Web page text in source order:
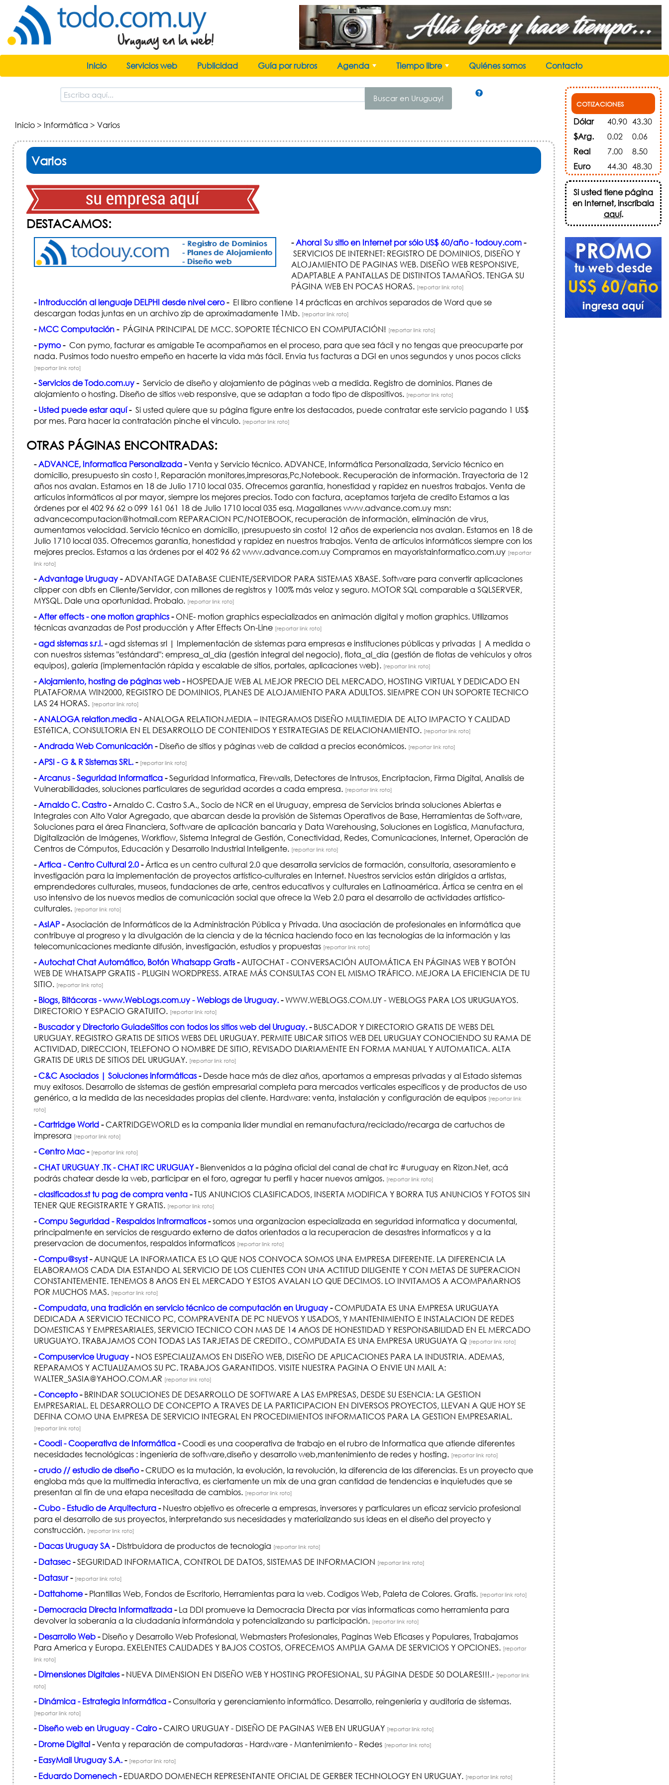
Inicio Servicios web Publicidad Guía por rubros
+
Agenda
+
Tiempo libre Quiénes somos Contacto
Buscar en Uruguay!
Inicio> Informática > Varios
Varios
DESTACAMOS:
-Ahora! Su sitio en Internet por sólo US$ 60/año - todouy.com-
SERVICIOS DE INTERNET: REGISTRO DE DOMINIOS, DISEÑO Y
ALOJAMIENTO DE PAGINAS WEB. DISEÑO WEB RESPONSIVE,
ADAPTABLE A PANTALLAS DE DISTINTOS TAMAÑOS. TENGA SU
PÁGINA WEB EN POCAS HORAS. [reportar link roto]
- Introducción al lenguaje DELPHI desde nivel cero-El libro contiene 14 prácticas en archivos separados de Word que se
descargan todas juntas en un archivo zip de aproximadamente 1Mb. [reportar link roto]
- MCC Computación-PÁGINA PRINCIPAL DE MCC. SOPORTE TÉCNICO EN COMPUTACIÓN! [reportar link roto]
- pymo-Con pymo, facturar es amigable Te acompañamos en el proceso, para que sea fácil y no tengas que preocuparte por
nada. Pusimos todo nuestro empeño en hacerte la vida más fácil. Envia tus facturas a DGI en unos segundos y unos pocos clicks
[reportar link roto]
-Servicios de Todo.com.uy-Servicio de diseño y alojamiento de páginas web a medida. Registro de dominios. Planes de
alojamiento o hosting. Diseño de sitios web responsive, que se adaptan a todo tipo de dispositivos. [reportar link roto]
- Usted puede estar aquí-Si usted quiere que su página figure entre los destacados, puede contratar este servicio pagando 1 US$
por mes. Para hacer la contratación pinche el vínculo. [reportar link roto]
OTRAS PÁGINAS ENCONTRADAS:
-ADVANCE, Informatica Personalizada-Venta y Servicio técnico. ADVANCE, Informática Personalizada, Servicio técnico en
domicilio, presupuesto sin costo !, Reparación monitores,impresoras,Pc,Notebook. Recuperación de información. Trayectoria de 12
años nos avalan. Estamos en 18 de Julio 1710 local 035. Ofrecemos garantía, honestidad y rapidez en nuestros trabajos. Venta de
artículos informáticos al por mayor, siempre los mejores precios. Todo con factura, aceptamos tarjeta de credito Estamos a las
órdenes por el 402 96 62 o 099 161 061 18 de Julio 1710 local 035 esq. Magallanes www.advance.com.uy msn:
advancecomputacion@hotmail.com REPARACION PC/NOTEBOOK, recuperación de información, eliminación de virus,
aumentamos velocidad. Servicio técnico en domicilio, ¡presupuesto sin costo! 12 años de experiencia nos avalan. Estamos en 18 de
Julio 1710 local 035. Ofrecemos garantía, honestidad y rapidez en nuestros trabajos. Venta de artículos informáticos siempre con los
mejores precios. Estamos a las órdenes por el 402 96 62 www.advance.com.uy Compramos en mayoristainformatico.com.uy [reportar
link roto]
-Advantage Uruguay-ADVANTAGE DATABASE CLIENTE/SERVIDOR PARA SISTEMAS XBASE. Software para convertir aplicaciones
clipper con dbfs en Cliente/Servidor, con millones de registros y 100% más veloz y seguro. MOTOR SQL comparable a SQLSERVER,
MYSQL. Dale una oportunidad. Probalo. [reportar link roto]
-After effects - one motion graphics-ONE- motion graphics especializados en animación digital y motion graphics. Utilizamos
técnicas avanzadas de Post producción y After Effects On-Line [reportar link roto]
-agd sistemas s.r.l.-agd sistemas srl | Implementación de sistemas para empresas e instituciones públicas y privadas | A medida o
con nuestros sistemas "estándard": empresa_al_día (gestión integral del negocio), flota_al_día (gestión de flotas de vehículos y otros
equipos), galería (implementación rápida y escalable de sitios, portales, aplicaciones web). [reportar link roto]
-Alojamiento, hosting de páginas web-HOSPEDAJE WEB AL MEJOR PRECIO DEL MERCADO, HOSTING VIRTUAL Y DEDICADO EN
PLATAFORMA WIN2000, REGISTRO DE DOMINIOS, PLANES DE ALOJAMIENTO PARA ADULTOS. SIEMPRE CON UN SOPORTE TECNICO
LAS 24 HORAS. [reportar link roto]
-ANALOGA relation.media-ANALOGA RELATION.MEDIA – INTEGRAMOS DISEÑO MULTIMEDIA DE ALTO IMPACTO Y CALIDAD
ESTéTICA, CONSULTORIA EN EL DESARROLLO DE CONTENIDOS Y ESTRATEGIAS DE RELACIONAMIENTO. [reportar link roto]
-Andrada Web Comunicación-Diseño de sitios y páginas web de calidad a precios económicos. [reportar link roto]
-APSI - G & R Sistemas SRL.- [reportar link roto]
-Arcanus - Seguridad Informatica-Seguridad Informatica, Firewalls, Detectores de Intrusos, Encriptacion, Firma Digital, Analisis de
Vulnerabilidades, soluciones particulares de seguridad acordes a cada empresa. [reportar link roto]
-Arnaldo C. Castro-Arnaldo C. Castro S.A., Socio de NCR en el Uruguay, empresa de Servicios brinda soluciones Abiertas e
Integrales con Alto Valor Agregado, que abarcan desde la provisión de Sistemas Operativos de Base, Herramientas de Software,
Soluciones para el área Financiera, Software de aplicación bancaria y Data Warehousing, Soluciones en Logística, Manufactura,
Digitalización de Imágenes, Workflow, Sistema Integral de Gestión, Conectividad, Redes, Comunicaciones, Internet, Operación de
Centros de Cómputos, Educación y Desarrollo Industrial Inteligente. [reportar link roto]
-Artica - Centro Cultural 2.0-Ártica es un centro cultural 2.0 que desarrolla servicios de formación, consultoría, asesoramiento e
investigación para la implementación de proyectos artístico-culturales en Internet. Nuestros servicios están dirigidos a artistas,
emprendedores culturales, museos, fundaciones de arte, centros educativos y culturales en Latinoamérica. Ártica se centra en el
uso intensivo de los nuevos medios de comunicación social que ofrece la Web 2.0 para el desarrollo de actividades artístico-
culturales. [reportar link roto]
-AsIAP-Asociación de Informáticos de la Administración Pública y Privada. Una asociación de profesionales en informática que
contribuye al progreso y la divulgación de la ciencia y de la técnica haciendo foco en las tecnologías de la información y las
telecomunicaciones mediante difusión, investigación, estudios y propuestas [reportar link roto]
-Autochat Chat Automático, Botón Whatsapp Gratis-AUTOCHAT - CONVERSACIÓN AUTOMÁTICA EN PÁGINAS WEB Y BOTÓN
WEB DE WHATSAPP GRATIS - PLUGIN WORDPRESS. ATRAE MÁS CONSULTAS CON EL MISMO TRÁFICO. MEJORA LA EFICIENCIA DE TU
SITIO. [reportar link roto]
- Blogs, Bitácoras - www.WebLogs.com.uy - Weblogs de Uruguay.-WWW.WEBLOGS.COM.UY - WEBLOGS PARA LOS URUGUAYOS.
DIRECTORIO Y ESPACIO GRATUITO. [reportar link roto]
- Buscador y Directorio GuiadeSitios con todos los sitios web del Uruguay.-BUSCADOR Y DIRECTORIO GRATIS DE WEBS DEL
URUGUAY. REGISTRO GRATIS DE SITIOS WEBS DEL URUGUAY. PERMITE UBICAR SITIOS WEB DEL URUGUAY CONOCIENDO SU RAMA DE
ACTIVIDAD, DIRECCION, TELEFONO O NOMBRE DE SITIO, REVISADO DIARIAMENTE EN FORMA MANUAL Y AUTOMATICA. ALTA
GRATIS DE URLS DE SITIOS DEL URUGUAY. [reportar link roto]
-C&C Asociados | Soluciones informáticas-Desde hace más de diez años, aportamos a empresas privadas y al Estado sistemas
muy exitosos. Desarrollo de sistemas de gestión empresarial completa para mercados verticales específicos y de productos de uso
genérico, a la medida de las necesidades propias del cliente. Hardware: venta, instalación y configuración de equipos [reportar link
roto]
-Cartridge World-CARTRIDGEWORLD es la compania lider mundial en remanufactura/reciclado/recarga de cartuchos de
impresora [reportar link roto]
-Centro Mac- [reportar link roto]
-CHAT URUGUAY .TK - CHAT IRC URUGUAY-Bienvenidos a la página oficial del canal de chat irc #uruguay en Rizon.Net, acá
podrás chatear desde la web, participar en el foro, agregar tu perfil y hacer nuevos amigos. [reportar link roto]
-clasificados.st tu pag de compra venta-TUS ANUNCIOS CLASIFICADOS, INSERTA MODIFICA Y BORRA TUS ANUNCIOS Y FOTOS SIN
TENER QUE REGISTRARTE Y GRATIS. [reportar link roto]
-Compu Seguridad - Respaldos Infrormaticos-somos una organizacion especializada en seguridad informatica y documental,
principalmente en servicios de resguardo externo de datos orientados a la recuperacion de desastres informaticos y a la
preservacion de documentos, respaldos informaticos [reportar link roto]
-Compu@syst-AUNQUE LA INFORMATICA ES LO QUE NOS CONVOCA SOMOS UNA EMPRESA DIFERENTE. LA DIFERENCIA LA
ELABORAMOS CADA DIA ESTANDO AL SERVICIO DE LOS CLIENTES CON UNA ACTITUD DILIGENTE Y CON METAS DE SUPERACION
CONSTANTEMENTE. TENEMOS 8 AñOS EN EL MERCADO Y ESTOS AVALAN LO QUE DECIMOS. LO INVITAMOS A ACOMPAñARNOS
POR MUCHOS MAS. [reportar link roto]
-Compudata, una tradición en servicio técnico de computación en Uruguay-COMPUDATA ES UNA EMPRESA URUGUAYA
DEDICADA A SERVICIO TECNICO PC, COMPRAVENTA DE PC NUEVOS Y USADOS, Y MANTENIMIENTO E INSTALACION DE REDES
DOMESTICAS Y EMPRESARIALES, SERVICIO TECNICO CON MAS DE 14 AñOS DE HONESTIDAD Y RESPONSABILIDAD EN EL MERCADO
URUGUAYO. TRABAJAMOS CON TODAS LAS TARJETAS DE CREDITO., COMPUDATA ES UNA EMPRESA URUGUAYA Q [reportar link roto]
-Compuservice Uruguay-NOS ESPECIALIZAMOS EN DISEÑO WEB, DISEÑO DE APLICACIONES PARA LA INDUSTRIA. ADEMAS,
REPARAMOS Y ACTUALIZAMOS SU PC. TRABAJOS GARANTIDOS. VISITE NUESTRA PAGINA O ENVIE UN MAIL A:
WALTER_SASIA@YAHOO.COM.AR [reportar link roto]
-Concepto-BRINDAR SOLUCIONES DE DESARROLLO DE SOFTWARE A LAS EMPRESAS, DESDE SU ESENCIA: LA GESTION
EMPRESARIAL. EL DESARROLLO DE CONCEPTO A TRAVES DE LA PARTICIPACION EN DIVERSOS PROYECTOS, LLEVAN A QUE HOY SE
DEFINA COMO UNA EMPRESA DE SERVICIO INTEGRAL EN PROCEDIMIENTOS INFORMATICOS PARA LA GESTION EMPRESARIAL.
[reportar link roto]
-Coodi - Cooperativa de Informática-Coodi es una cooperativa de trabajo en el rubro de Informatica que atiende diferentes
necesidades tecnológicas : ingeniería de software,diseño y desarrollo web,mantenimiento de redes y hosting. [reportar link roto]
-crudo // estudio de diseño-CRUDO es la mutación, la evolución, la revolución, la diferencia de las diferencias. Es un proyecto que
engloba más que la multimedia interactiva, es ciertamente un mix de una gran cantidad de tendencias e inquietudes que se
presentan al fin de una etapa necesitada de cambios. [reportar link roto]
-Cubo - Estudio de Arquitectura-Nuestro objetivo es ofrecerle a empresas, inversores y particulares un eficaz servicio profesional
para el desarrollo de sus proyectos, interpretando sus necesidades y materializando sus ideas en el diseño del proyecto y
construcción. [reportar link roto]
- Dacas Uruguay SA-Distrbuidora de productos de tecnologia [reportar link roto]
- Datasec-SEGURIDAD INFORMATICA, CONTROL DE DATOS, SISTEMAS DE INFORMACION [reportar link roto]
- Datasur- [reportar link roto]
- Dattahome-Plantillas Web, Fondos de Escritorio, Herramientas para la web. Codigos Web, Paleta de Colores. Gratis. [reportar link roto]
- Democracia Directa Informatizada-La DDI promueve la Democracia Directa por vías informaticas como herramienta para
devolver la soberanía a la ciudadanía informándola y potencializando su participación. [reportar link roto]
- Desarrollo Web-Diseño y Desarrollo Web Profesional, Webmasters Profesionales, Paginas Web Eficases y Populares, Trabajamos
Para America y Europa. EXELENTES CALIDADES Y BAJOS COSTOS, OFRECEMOS AMPLIA GAMA DE SERVICIOS Y OPCIONES. [reportar
link roto]
- Dimensiones Digitales-NUEVA DIMENSION EN DISEÑO WEB Y HOSTING PROFESIONAL, SU PÁGINA DESDE 50 DOLARES!!!.- [reportar link
roto]
- Dinámica - Estrategia Informática-Consultoría y gerenciamiento informático. Desarrollo, reingeniería y auditoría de sistemas.
[reportar link roto]
- Diseño web en Uruguay - Cairo-CAIRO URUGUAY - DISEÑO DE PAGINAS WEB EN URUGUAY [reportar link roto]
- Drome Digital-Venta y reparación de computadoras - Hardware - Mantenimiento - Redes [reportar link roto]
- EasyMail Uruguay S.A.- [reportar link roto]
- Eduardo Domenech-EDUARDO DOMENECH REPRESENTANTE OFICIAL DE GERBER TECHNOLOGY EN URUGUAY. [reportar link roto]
COTIZACIONES
Dólar 40.90 43.30
$Arg.
0.02
0.06
Real
7.00
8.50
Euro
44.30 48.30
Si usted tiene página
en Internet, inscríbala
aquí.